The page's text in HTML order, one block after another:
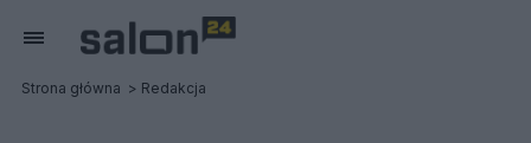
Strona główna Redakcja